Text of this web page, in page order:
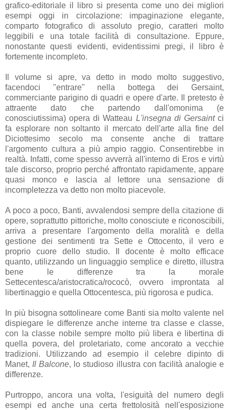
grafico-editoriale il libro si presenta come uno dei migliori
esempi oggi in circolazione: impaginazione elegante,
comparto fotografico di assoluto pregio, caratteri molto
leggibili e una totale facilità di consultazione. Eppure,
nonostante questi evidenti, evidentissimi pregi, il libro è
fortemente incompleto.
Il volume si apre, va detto in modo molto suggestivo,
facendoci "entrare" nella bottega dei Gersaint,
commerciante parigino di quadri e opere d'arte. Il pretesto è
attraente dato che partendo dall'omonima (e
conosciutissima) opera di Watteau L'insegna di Gersaintci
fa esplorare non soltanto il mercato dell'arte alla fine del
Diciottesimo secolo ma consente anche di trattare
l'argomento cultura a più ampio raggio. Consentirebbe in
realtà. Infatti, come spesso avverrà all'interno di Eros e virtù
tale discorso, proprio perché affrontato rapidamente, appare
quasi monco e lascia al lettore una sensazione di
incompletezza va detto non molto piacevole.
A poco a poco, Banti, avvalendosi sempre della citazione di
opere, soprattutto pittoriche, molto conosciute e riconoscibili,
arriva a presentare l'argomento della moralità e della
gestione dei sentimenti tra Sette e Ottocento, il vero e
proprio cuore dello studio. Il docente è molto efficace
quanto, utilizzando un linguaggio semplice e diretto, illustra
bene le differenze tra la morale
Settecentesca/aristocratica/rococò, ovvero improntata al
libertinaggio e quella Ottocentesca, più rigorosa e pudica.
In più bisogna sottolineare come Banti sia molto valente nel
dispiegare le differenze anche interne tra classe e classe,
con la classe nobile sempre molto più libera e libertina di
quella povera, del proletariato, come ancorato a vecchie
tradizioni. Utilizzando ad esempio il celebre dipinto di
Manet, Il Balcone, lo studioso illustra con facilità analogie e
differenze.
Purtroppo, ancora una volta, l'esiguità del numero degli
esempi ed anche una certa frettolosità nell'esposizione